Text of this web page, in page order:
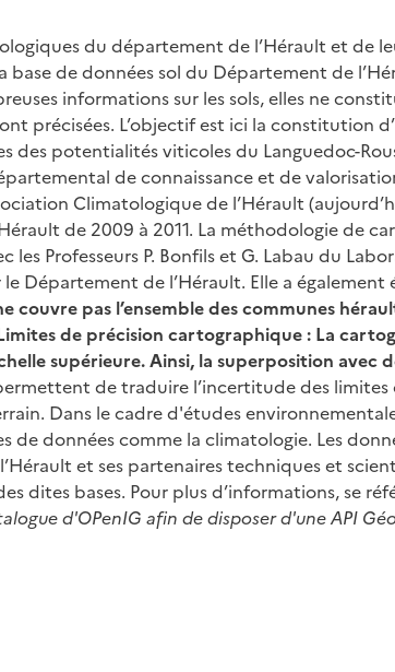
du département de l’Hérault et de
de données sol du Département de
informations sur les sols, elles ne
précisées. L’objectif est ici la
des potentialités viticoles du Languedoc-
de connaissance et de
Climatologique de l’Hérault
de 2009 à 2011. La méthodologie de
Professeurs P. Bonfils et G. Labau du
Département de l’Hérault. Elle a
couvre pas l’ensemble des communes
de précision cartographique : La
supérieure. Ainsi, la superposition avec
de traduire l’incertitude des
Dans le cadre d'études
de données comme la climatologie. Les
et ses partenaires techniques et
dites bases. Pour plus d’informations, se
d'OPenIG afin de disposer d'une API